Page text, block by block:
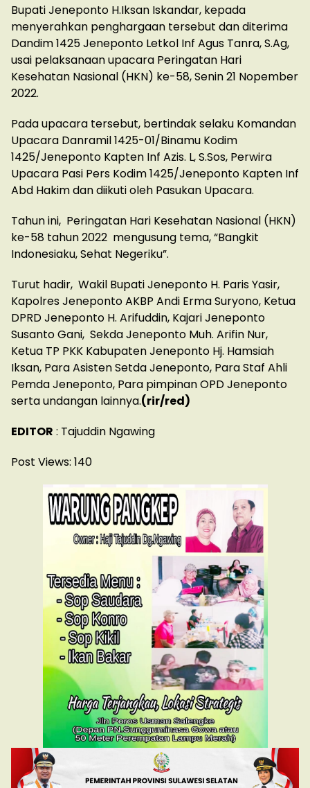
Bupati Jeneponto H.Iksan Iskandar, kepada
menyerahkan penghargaan tersebut dan diterima
Dandim 1425 Jeneponto Letkol Inf Agus Tanra, S.Ag,
usai pelaksanaan upacara Peringatan Hari
Kesehatan Nasional (HKN) ke-58, Senin 21 Nopember
2022.
Pada upacara tersebut, bertindak selaku Komandan
Upacara Danramil 1425-01/Binamu Kodim
1425/Jeneponto Kapten Inf Azis. L, S.Sos, Perwira
Upacara Pasi Pers Kodim 1425/Jeneponto Kapten Inf
Abd Hakim dan diikuti oleh Pasukan Upacara.
Tahun ini, Peringatan Hari Kesehatan Nasional (HKN)
ke-58 tahun 2022 mengusung tema, “Bangkit
Indonesiaku, Sehat Negeriku”.
Turut hadir, Wakil Bupati Jeneponto H. Paris Yasir,
Kapolres Jeneponto AKBP Andi Erma Suryono, Ketua
DPRD Jeneponto H. Arifuddin, Kajari Jeneponto
Susanto Gani, Sekda Jeneponto Muh. Arifin Nur,
Ketua TP PKK Kabupaten Jeneponto Hj. Hamsiah
Iksan, Para Asisten Setda Jeneponto, Para Staf Ahli
Pemda Jeneponto, Para pimpinan OPD Jeneponto
serta undangan lainnya.(rir/red)
EDITOR : Tajuddin Ngawing
Post Views: 140